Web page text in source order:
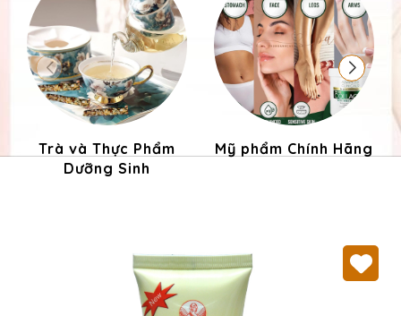
Trà và Thực Phẩm
Dưỡng Sinh
Mỹ phẩm Chính Hãng